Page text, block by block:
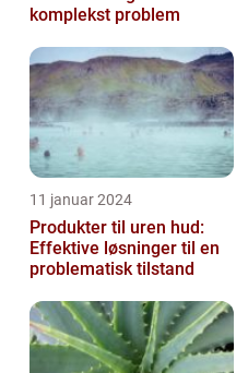
komplekst problem
11 januar 2024
Produkter til uren hud:
Effektive løsninger til en
problematisk tilstand